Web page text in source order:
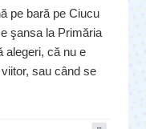
pe bară pe Ciucu
şansa la Primăria
alegeri, că nu e
sau când se